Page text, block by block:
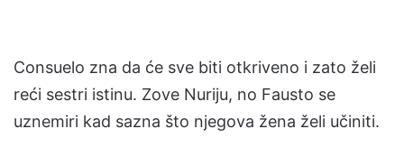
Consuelo zna da će sve biti otkriveno i zato želi
reći sestri istinu. Zove Nuriju, no Fausto se
uznemiri kad sazna što njegova žena želi učiniti.